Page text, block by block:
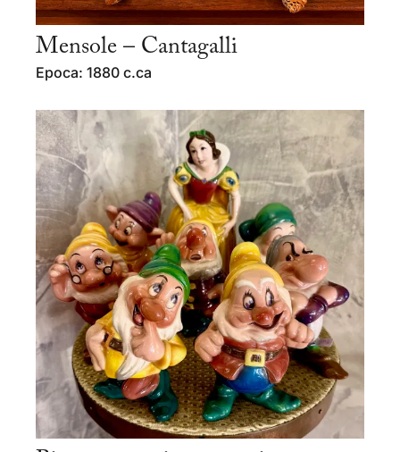
Mensole – Cantagalli
Epoca: 1880 c.ca